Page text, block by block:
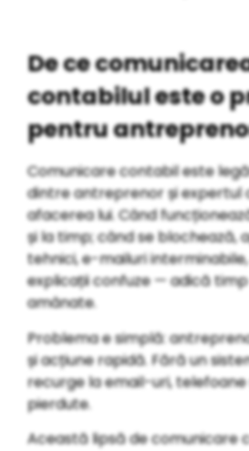
De ce
contabilul este o
pentru
Comunicare contabil este
dintre antreprenor și expertul
afacerea lui. Când
și la timp; când se blochează,
tehnici, e-mailuri
explicații confuze — adică
amânate.
Problema e simplă:
și acțiune rapidă. Fără un
recurge la email-uri,
pierdute.
Această lipsă de comunicare